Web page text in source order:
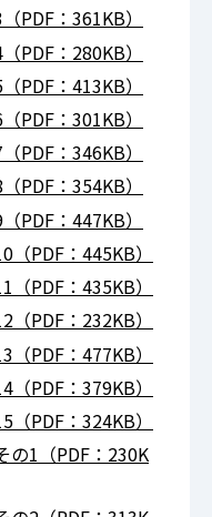
PDF：361KB）
PDF：280KB）
PDF：413KB）
PDF：301KB）
PDF：346KB）
PDF：354KB）
PDF：447KB）
（PDF：445KB）
（PDF：435KB）
（PDF：232KB）
（PDF：477KB）
（PDF：379KB）
（PDF：324KB）
の1（PDF：230K